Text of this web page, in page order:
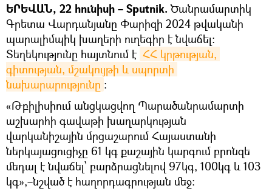
ԵՐԵՎԱՆ, 22 հունիսի – Sputnik. Ծանրամարտիկ
Գրետա Վարդանյանը Փարիզի 2024 թվականի
պարալիմպիկ խաղերի ուղեգիր է նվաճել։
Տեղեկությունը հայտնում է ՀՀ կրթության,
գիտության, մշակույթի և սպորտի
նախարարությունը ։
«Թբիլիսիում անցկացվող Պարածանրամարտի
աշխարհի գավաթի խաղարկության
վարկանիշային մրցաշարում Հայաստանի
ներկայացուցիչը 61 կգ քաշային կարգում բրոնզե
մեդալ է նվաճել՝ բարձրացնելով 97կգ, 100կգ և 103
կգ»,–նշված է հաղորդագրության մեջ։